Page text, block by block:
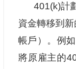
401(k)計
資金轉移到
帳戶）。例
將原雇主的